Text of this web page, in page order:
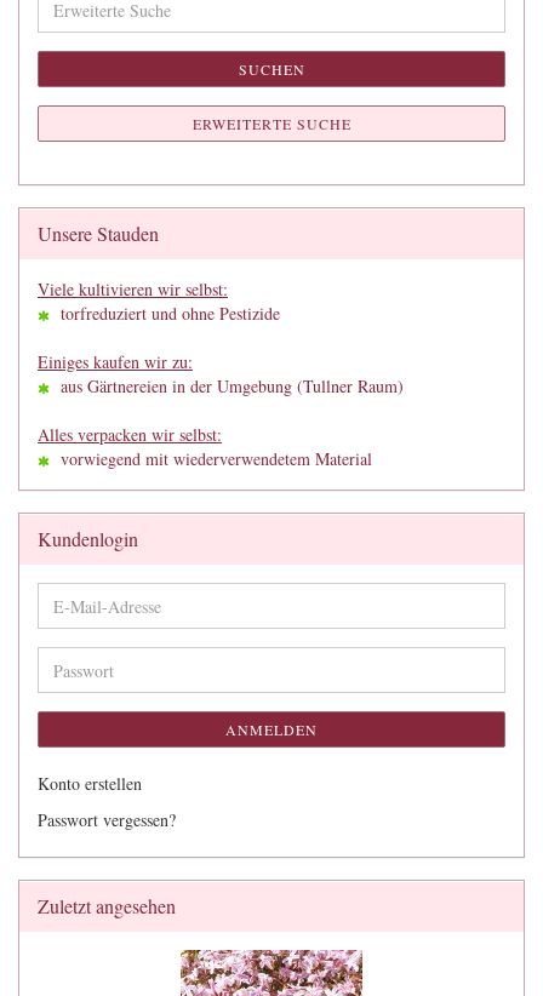
Suche
SUCHEN
ERWEITERTE SUCHE
Unsere Stauden
Viele kultivieren wir selbst:
torfreduziert und ohne Pestizide
Einiges kaufen wir zu:
aus Gärtnereien in der Umgebung (Tullner Raum)
Alles verpacken wir selbst:
vorwiegend mit wiederverwendetem Material
Kundenlogin
E-
Mail-
Adresse
Passwort
ANMELDEN
Konto erstellen
Passwort vergessen?
Zuletzt angesehen